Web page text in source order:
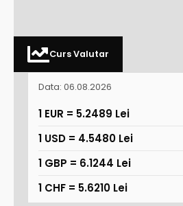
Curs Valutar
Data: 06.08.2026
1 EUR = 5.2489 Lei
1 USD = 4.5480 Lei
1 GBP = 6.1244 Lei
1 CHF = 5.6210 Lei